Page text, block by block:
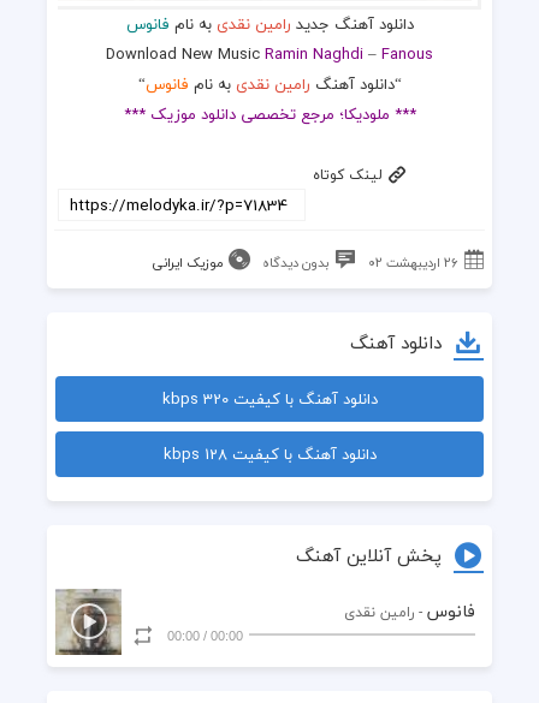
دانلود آهنگ جدید رامین نقدی به نام فانوس
Download New MusicRamin Naghdi–Fanous
“دانلود آهنگ رامین نقدی به نام فانوس“
*** ملودیکا؛ مرجع تخصصی دانلود موزیک ***
لینک کوتاه
۲۶ اردیبهشت ۰۲ بدون دیدگاه موزیک ایرانی
دانلود آهنگ
دانلود آهنگ با کیفیت 320 kbps
دانلود آهنگ با کیفیت 128 kbps
پخش آنلاین آهنگ
فانوس - رامین نقدی
00:00
/
00:00